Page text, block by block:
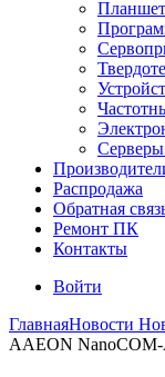
Серверы
Распродажа
Обратная
Ремонт ПК
Контакты
Войти
ГлавнаяНовости
AAEON NanoCOM-